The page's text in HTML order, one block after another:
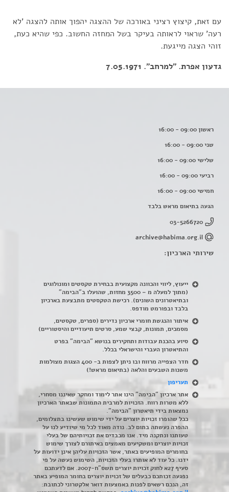
עם זאת, קיצוץ רציני באורכה של ההצגה יהפוך אותה להצגה 'לא
רעה' שראוי לראותה בעיקר בשל המחזה החשוב. כפי שהיא כעת,
זוהי הצגה מייגעת.
גדעון אפרת. "למרחב". 7.05.1971
ראשון 09:00 - 16:00
שני 09:00 - 16:00
שלישי 09:00 - 16:00
רביעי 09:00 - 16:00
חמישי 09:00 - 16:00
הגעה בתיאום מראש בלבד
03-5266720
archive@habima.org.il
שירותי הארכיון:
ייעוץ, ליווי והכוונה מקצועית בבחירת טקסטים ומונולוגים
(מתוך למעלה מ – 3500 מחזות, שהועלו ב"הבימה"
ובתיאטרונים השונים). רכישת הטקסטים מתבצעת בארכיון
בלבד ובפורמט מודפס.
איתור והנגשת חומרי ארכיון נדירים (ספרים, טקסטים,
מסמכים, תמונות, קבצי שמע, סרטים תיעודיים והיסטוריים)
סיוע בהכנת עבודות ותחקירים בנושא "הבימה" בפרט
והתיאטרון העברי והישראלי בכלל.
חדר הצפייה מרווח ובו ניתן לצפות ב- 400 הצגות מצולמות
משנות השבעים והלאה (בתיאום מראש!)
תעריפון
אתר ארכיון "הבימה" הינו אתר לימוד ומחקר שאיננו מסחרי,
ללא מטרות רווח. הזכויות למרבית התמונות שבאתר הארכיון
נמצאות בידי תיאטרון "הבימה".
ככל שהופרו זכויות יוצרים על ידי שימוש שעשינו בתצלומים,
ההפרה נעשתה בתום לב. נודה מאוד לכל מי שיודיע לנו על
טעותנו ונתקנה מיד. אנו מכבדים את זכויותיהם של בעלי
זכויות יוצרים ומשקיעים מאמצים באיתורם לצורך שימוש
בחומרים המופיעים באתר, אשר הזכויות עליהן אינן ידועות על
ידנו. כל עוד לא אותרו בעלי הזכויות, השימוש נעשה על פי
סעיף 27א לחוק זכויות יוצרים תשס"ח-2007. אם לדעתכם
נפגעה זכותכם כבעלים של זכויות יוצרים בחומר המופיע באתר
זה, הנכם רשאים לפנות באמצעות דואר אלקטרוני לכתובת: